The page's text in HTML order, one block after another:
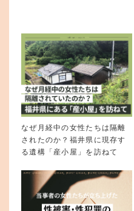
なぜ月経中の女性たちは隔離
されたのか？福井県に現存す
る遺構「産小屋」を訪ねて